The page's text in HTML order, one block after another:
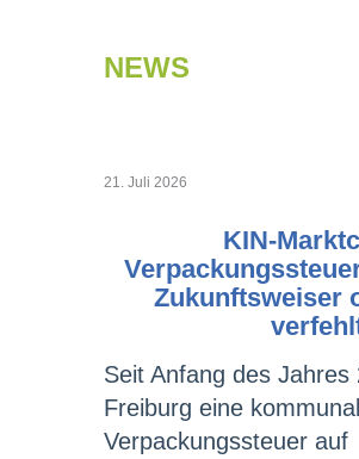
NEWS
21. Juli 2026
KIN-
Zukunftsweiser
Seit Anfang des Jahres
Freiburg eine
Verpackungssteuer auf